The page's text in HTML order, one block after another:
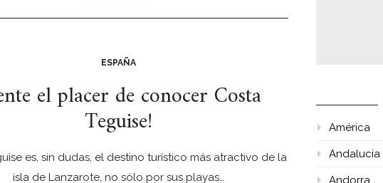
ESPAÑA
el placer de conocer Costa
Teguise!
es, sin dudas, el destino turístico más atractivo de la
isla de Lanzarote, no sólo por sus playas…
América
Andalucía
Andorra